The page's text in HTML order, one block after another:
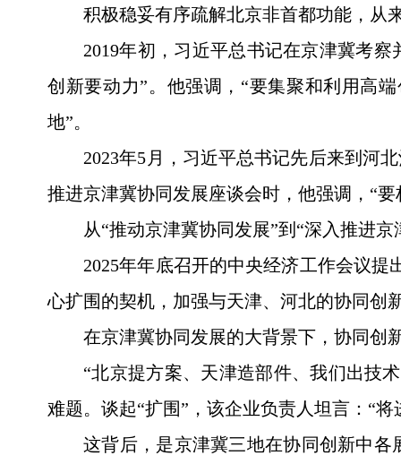
积极稳妥有序疏解北京非首都功能，从
2019年初，习近平总书记在京津冀考
创新要动力”。他强调，“要集聚和利用高
地”。
2023年5月，习近平总书记先后来到河
推进京津冀协同发展座谈会时，他强调，“
从“推动京津冀协同发展”到“深入推进
2025年年底召开的中央经济工作会议
心扩围的契机，加强与天津、河北的协同创
在京津冀协同发展的大背景下，协同创
“北京提方案、天津造部件、我们出技
难题。谈起“扩围”，该企业负责人坦言：“
这背后，是京津冀三地在协同创新中